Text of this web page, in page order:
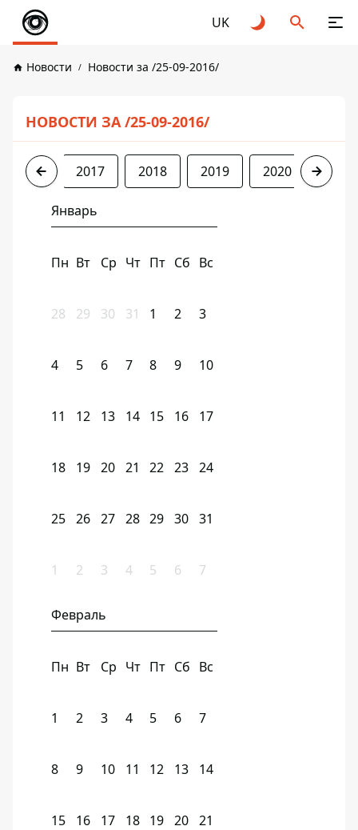
UK
Новости Новости за /25-09-2016/
НОВОСТИ ЗА /25-09-2016/
2016 2017 2018 2019 2020 2021
Январь
Пн Вт Ср Чт Пт Сб Вс
28 29 30 31 1 2 3
4 5 6 7 8 9 10
11 12 13 14 15 16 17
18 19 20 21 22 23 24
25 26 27 28 29 30 31
1 2 3 4 5 6 7
Февраль
Пн Вт Ср Чт Пт Сб Вс
1 2 3 4 5 6 7
8 9 10 11 12 13 14
15 16 17 18 19 20 21